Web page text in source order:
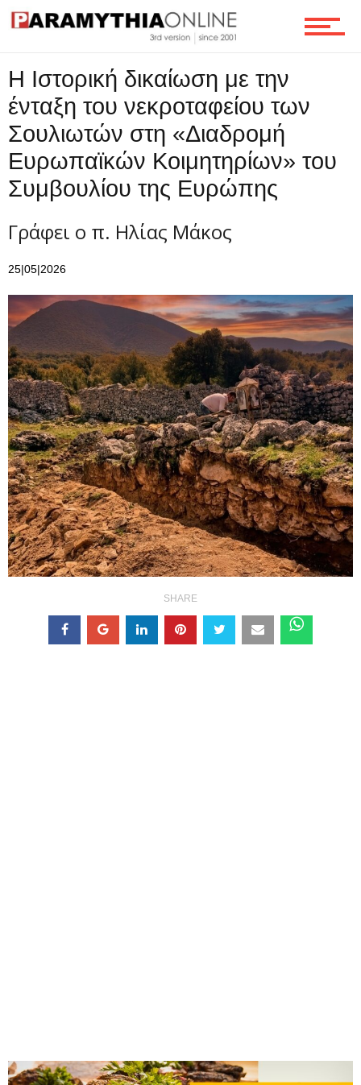
Η Ιστορική δικαίωση με την
ένταξη του νεκροταφείου των
Σουλιωτών στη «Διαδρομή
Ευρωπαϊκών Κοιμητηρίων» του
Συμβουλίου της Ευρώπης
Γράφει ο π. Ηλίας Μάκος
25|05|2026
SHARE